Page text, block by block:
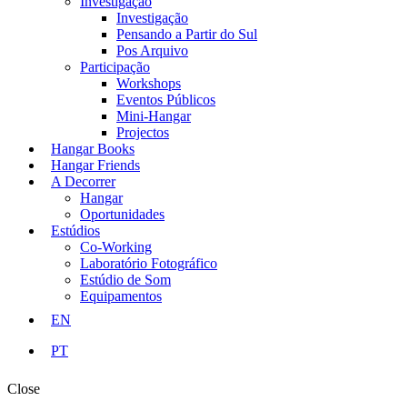
Investigação
Pensando a Partir do Sul
Pos Arquivo
Participação
Workshops
Eventos Públicos
Mini-Hangar
Projectos
Hangar Books
Hangar Friends
A Decorrer
Hangar
Oportunidades
Estúdios
Co-Working
Laboratório Fotográfico
Estúdio de Som
Equipamentos
EN
PT
Close